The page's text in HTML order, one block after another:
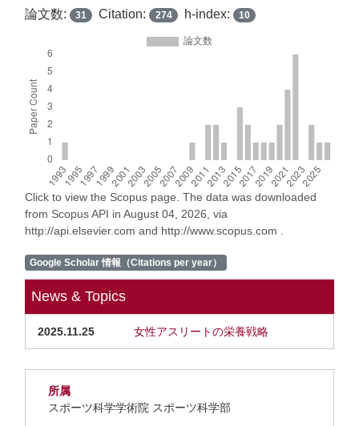
論文数: 31 Citation: 274 h-index: 10
Click to view the Scopus page. The data was downloaded
from Scopus API in August 04, 2026, via
http://api.elsevier.com and http://www.scopus.com .
Google Scholar 情報（Citations per year）
News & Topics
2025.11.25 女性アスリートの栄養戦略
所属
スポーツ科学学術院 スポーツ科学部